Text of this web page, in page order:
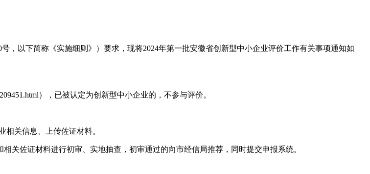
，以下简称《实施细则》）要求，现将2024年第一批安徽省创新型中小企业评价工作有关事项通知如
），已被认定为创新型中小企业的，不参与评价。
相关信息、上传佐证材料。
关佐证材料进行初审、实地抽查，初审通过的向市经信局推荐，同时提交申报系统。